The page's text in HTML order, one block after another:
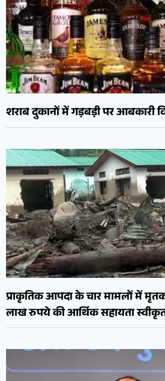
शराब दुकानों में गड़बड़ी पर आबकारी
प्राकृतिक आपदा के चार मामलों में
लाख रुपये की आर्थिक सहायता